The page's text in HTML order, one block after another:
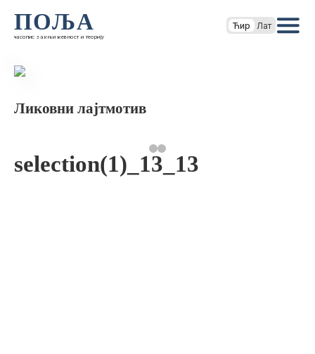
ПОЉА
часопис за књижевност и теорију
Ћир Лат
Ликовни лајтмотив
selection(1)_13_13